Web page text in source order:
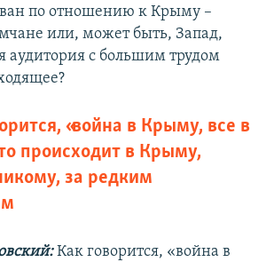
по отношению к Крыму –
или, может быть, Запад,
аудитория с большим трудом
«война в Крыму, все в
происходит в Крыму,
за редким
Как говорится, «война в